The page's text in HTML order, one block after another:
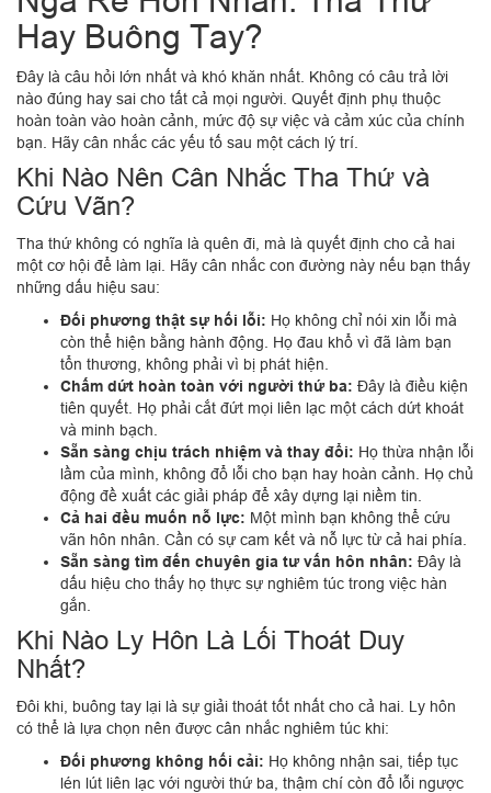
Hay Buông Tay?
Đây là câu hỏi lớn nhất và khó khăn nhất. Không có câu trả lời
nào đúng hay sai cho tất cả mọi người. Quyết định phụ thuộc
hoàn toàn vào hoàn cảnh, mức độ sự việc và cảm xúc của chính
bạn. Hãy cân nhắc các yếu tố sau một cách lý trí.
Khi Nào Nên Cân Nhắc Tha Thứ và
Cứu Vãn?
Tha thứ không có nghĩa là quên đi, mà là quyết định cho cả hai
một cơ hội để làm lại. Hãy cân nhắc con đường này nếu bạn thấy
những dấu hiệu sau:
Đối phương thật sự hối lỗi: Họ không chỉ nói xin lỗi mà
còn thể hiện bằng hành động. Họ đau khổ vì đã làm bạn
tổn thương, không phải vì bị phát hiện.
Chấm dứt hoàn toàn với người thứ ba: Đây là điều kiện
tiên quyết. Họ phải cắt đứt mọi liên lạc một cách dứt khoát
và minh bạch.
Sẵn sàng chịu trách nhiệm và thay đổi: Họ thừa nhận lỗi
lầm của mình, không đổ lỗi cho bạn hay hoàn cảnh. Họ chủ
động đề xuất các giải pháp để xây dựng lại niềm tin.
Cả hai đều muốn nỗ lực: Một mình bạn không thể cứu
vãn hôn nhân. Cần có sự cam kết và nỗ lực từ cả hai phía.
Sẵn sàng tìm đến chuyên gia tư vấn hôn nhân: Đây là
dấu hiệu cho thấy họ thực sự nghiêm túc trong việc hàn
gắn.
Khi Nào Ly Hôn Là Lối Thoát Duy
Nhất?
Đôi khi, buông tay lại là sự giải thoát tốt nhất cho cả hai. Ly hôn
có thể là lựa chọn nên được cân nhắc nghiêm túc khi:
Đối phương không hối cải: Họ không nhận sai, tiếp tục
lén lút liên lạc với người thứ ba, thậm chí còn đổ lỗi ngược